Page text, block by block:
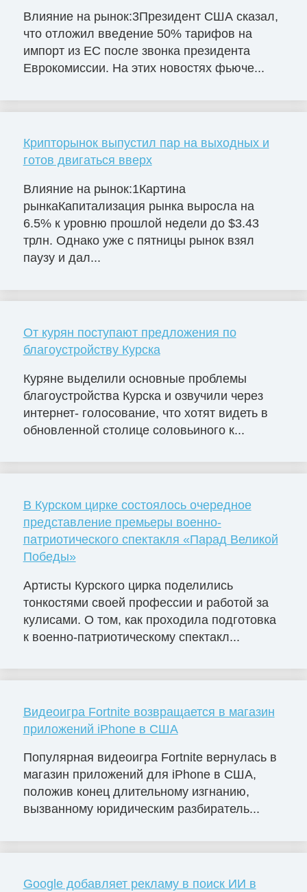
Влияние на рынок:3Президент США сказал,
что отложил введение 50% тарифов на
импорт из ЕС после звонка президента
Еврокомиссии. На этих новостях фьюче...
Крипторынок выпустил пар на выходных и
готов двигаться вверх
Влияние на рынок:1Картина
рынкаКапитализация рынка выросла на
6.5% к уровню прошлой недели до $3.43
трлн. Однако уже с пятницы рынок взял
паузу и дал...
От курян поступают предложения по
благоустройству Курска
Куряне выделили основные проблемы
благоустройства Курска и озвучили через
интернет- голосование, что хотят видеть в
обновленной столице соловьиного к...
В Курском цирке состоялось очередное
представление премьеры военно-
патриотического спектакля «Парад Великой
Победы»
Артисты Курского цирка поделились
тонкостями своей профессии и работой за
кулисами. О том, как проходила подготовка
к военно-патриотическому спектакл...
Видеоигра Fortnite возвращается в магазин
приложений iPhone в США
Популярная видеоигра Fortnite вернулась в
магазин приложений для iPhone в США,
положив конец длительному изгнанию,
вызванному юридическим разбиратель...
Google добавляет рекламу в поиск ИИ в